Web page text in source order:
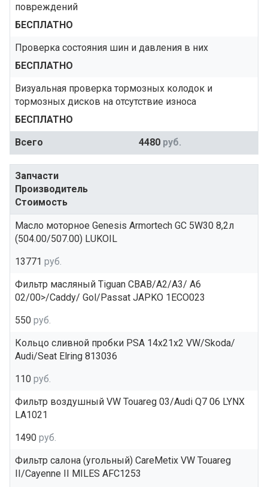
повреждений
БЕСПЛАТНО
Проверка состояния шин и давления в них
БЕСПЛАТНО
Визуальная проверка тормозных колодок и
тормозных дисков на отсутствие износа
БЕСПЛАТНО
Всего
4480 руб.
Запчасти
Производитель
Стоимость
Масло моторное Genesis Armortech GC 5W30 8,2л
(504.00/507.00) LUKOIL
13771 руб.
Фильтр масляный Tiguan CBAB/A2/A3/ A6
02/00>/Caddy/ Gol/Passat JAPKO 1ECO023
550 руб.
Кольцо сливной пробки PSA 14x21x2 VW/Skoda/
Audi/Seat Elring 813036
110 руб.
Фильтр воздушный VW Touareg 03/Audi Q7 06 LYNX
LA1021
1490 руб.
Фильтр салона (угольный) CareMetix VW Touareg
II/Cayenne II MILES AFC1253